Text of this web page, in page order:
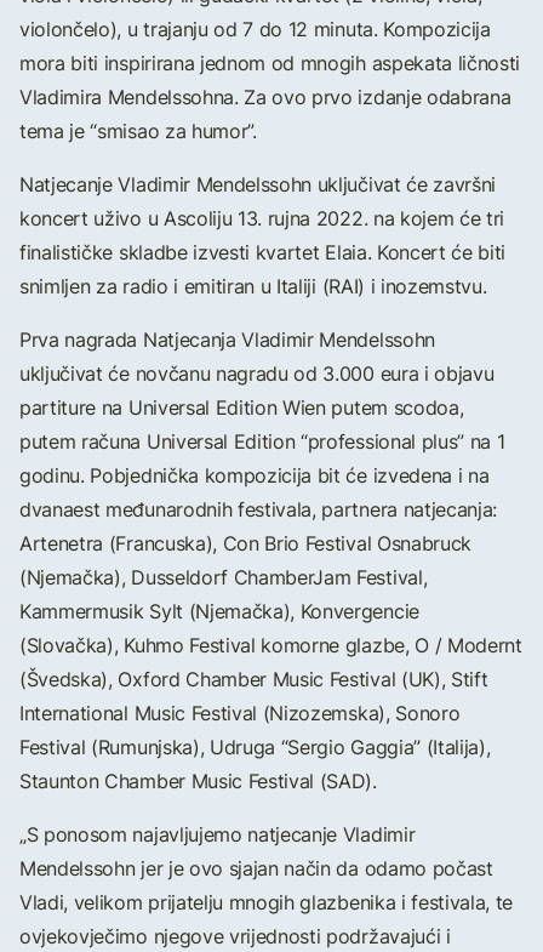
violončelo), u trajanju od 7 do 12 minuta. Kompozicija
mora biti inspirirana jednom od mnogih aspekata ličnosti
Vladimira Mendelssohna. Za ovo prvo izdanje odabrana
tema je “smisao za humor”.
Natjecanje Vladimir Mendelssohn uključivat će završni
koncert uživo u Ascoliju 13. rujna 2022. na kojem će tri
finalističke skladbe izvesti kvartet Elaia. Koncert će biti
snimljen za radio i emitiran u Italiji (RAI) i inozemstvu.
Prva nagrada Natjecanja Vladimir Mendelssohn
uključivat će novčanu nagradu od 3.000 eura i objavu
partiture na Universal Edition Wien putem scodoa,
putem računa Universal Edition “professional plus” na 1
godinu. Pobjednička kompozicija bit će izvedena i na
dvanaest međunarodnih festivala, partnera natjecanja:
Artenetra (Francuska), Con Brio Festival Osnabruck
(Njemačka), Dusseldorf ChamberJam Festival,
Kammermusik Sylt (Njemačka), Konvergencie
(Slovačka), Kuhmo Festival komorne glazbe, O / Modernt
(Švedska), Oxford Chamber Music Festival (UK), Stift
International Music Festival (Nizozemska), Sonoro
Festival (Rumunjska), Udruga “Sergio Gaggia” (Italija),
Staunton Chamber Music Festival (SAD).
„S ponosom najavljujemo natjecanje Vladimir
Mendelssohn jer je ovo sjajan način da odamo počast
Vladi, velikom prijatelju mnogih glazbenika i festivala, te
ovjekovječimo njegove vrijednosti podržavajući i